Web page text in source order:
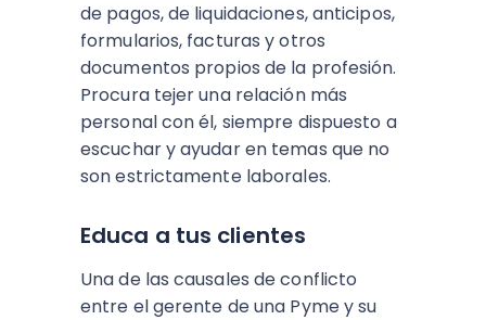
de pagos, de liquidaciones, anticipos,
formularios, facturas y otros
documentos propios de la profesión.
Procura tejer una relación más
personal con él, siempre dispuesto a
escuchar y ayudar en temas que no
son estrictamente laborales.
Educa a tus clientes
Una de las causales de conflicto
entre el gerente de una Pyme y su